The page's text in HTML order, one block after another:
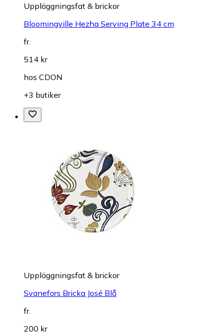
Uppläggningsfat & brickor
Bloomingville Hezha Serving Plate 34 cm
fr.
514 kr
hos CDON
+3 butiker
Uppläggningsfat & brickor
Svanefors Bricka José Blå
fr.
200 kr